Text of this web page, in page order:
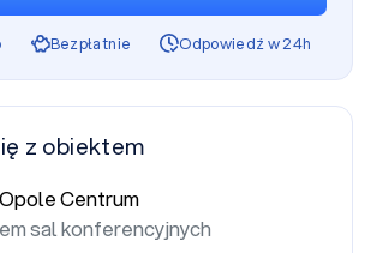
Bezpłatnie Odpowiedź w 24h
z obiektem
Centrum
sal konferencyjnych